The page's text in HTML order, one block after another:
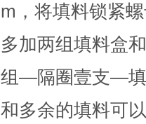
m，将填料锁紧
多加两组填料盒
组—隔圈壹支—
和多余的填料可